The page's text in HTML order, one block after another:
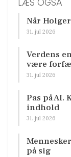
LÆS OGSÅ
Når
31. jul 2026
Verdens
være
31. jul 2026
Pas på
indhold
31. jul 2026
på sig